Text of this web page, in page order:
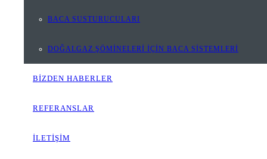
BACA SUSTURUCULARI
DOĞALGAZ ŞÖMİNELERİ İÇİN BACA SİSTEMLERİ
BİZDEN HABERLER
REFERANSLAR
İLETİŞİM